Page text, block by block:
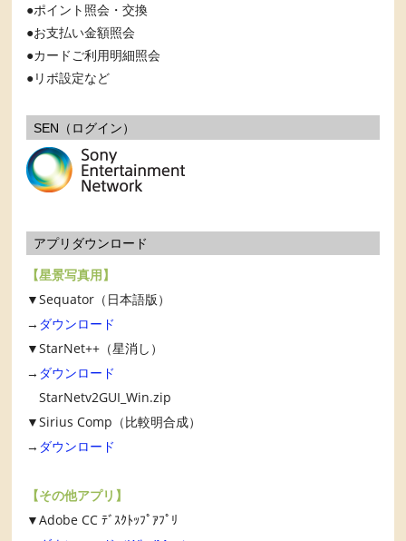
ポイント照会・交換
お支払い金額照会
カードご利用明細照会
リボ設定など
SEN（ログイン）
アプリダウンロード
【星景写真用】
▼Sequator（日本語版）
→ ダウンロード
▼StarNet++（星消し）
→ ダウンロード
StarNetv2GUI_Win.zip
▼Sirius Comp（比較明合成）
→ ダウンロード
【その他アプリ】
▼Adobe CC ﾃﾞｽｸﾄｯﾌﾟｱﾌﾟﾘ